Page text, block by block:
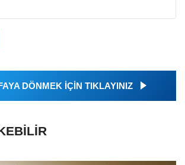
DÖNMEK İÇİN TIKLAYINIZ